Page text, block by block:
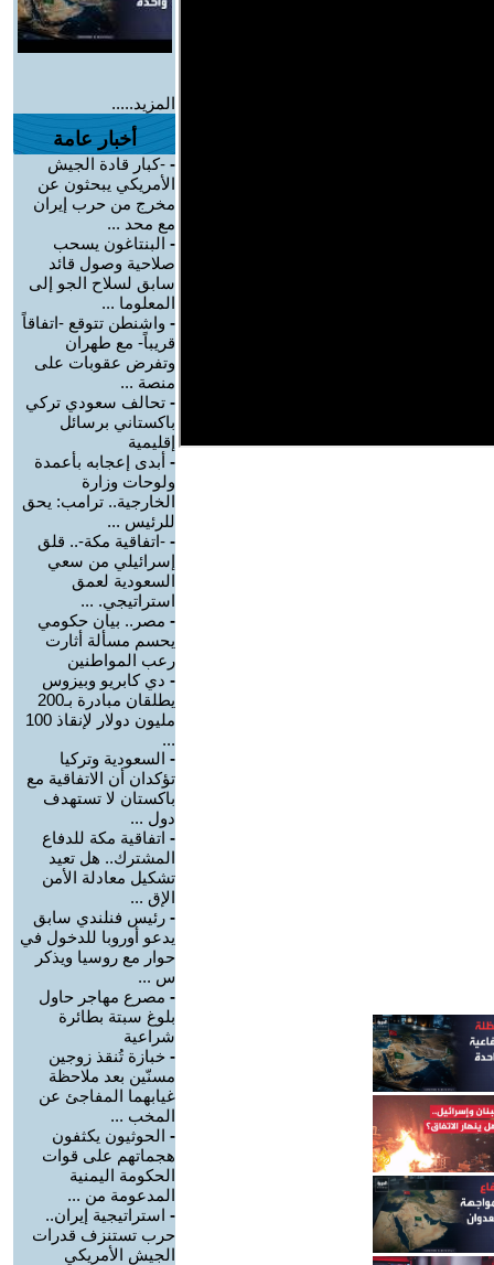
المزيد.....
أخبار عامة
- -كبار قادة الجيش
الأمريكي يبحثون عن
مخرج من حرب إيران
مع محد ...
- البنتاغون يسحب
صلاحية وصول قائد
سابق لسلاح الجو إلى
المعلوما ...
- واشنطن تتوقع -اتفاقاً
قريباً- مع طهران
وتفرض عقوبات على
منصة ...
- تحالف سعودي تركي
باكستاني برسائل
إقليمية
- أبدى إعجابه بأعمدة
ولوحات وزارة
الخارجية.. ترامب: يحق
للرئيس ...
- -اتفاقية مكة-.. قلق
إسرائيلي من سعي
السعودية لعمق
استراتيجي. ...
- مصر.. بيان حكومي
يحسم مسألة أثارت
رعب المواطنين
- دي كابريو وبيزوس
يطلقان مبادرة بـ200
مليون دولار لإنقاذ 100
...
- السعودية وتركيا
تؤكدان أن الاتفاقية مع
باكستان لا تستهدف
دول ...
- اتفاقية مكة للدفاع
المشترك.. هل تعيد
تشكيل معادلة الأمن
الإق ...
- رئيس فنلندي سابق
يدعو أوروبا للدخول في
حوار مع روسيا ويذكر
س ...
- مصرع مهاجر حاول
بلوغ سبتة بطائرة
شراعية
- خبازة تُنقذ زوجين
مسنّين بعد ملاحظة
غيابهما المفاجئ عن
المخب ...
- الحوثيون يكثفون
هجماتهم على قوات
الحكومة اليمنية
المدعومة من ...
- استراتيجية إيران..
حرب تستنزف قدرات
الجيش الأمريكي